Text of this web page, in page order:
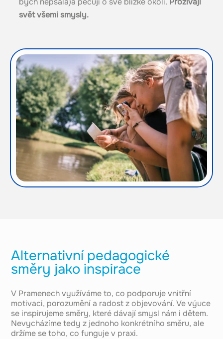
svět všemi smysly.
Alternativní pedagogické
směry jako inspirace
V Pramenech využíváme to, co podporuje vnitřní
motivaci, porozumění a radost z objevování. Ve výuce
se inspirujeme směry, které dávají smysl nám i dětem.
Nevycházíme tedy z jednoho konkrétního směru, ale
držíme se toho, co funguje v praxi.